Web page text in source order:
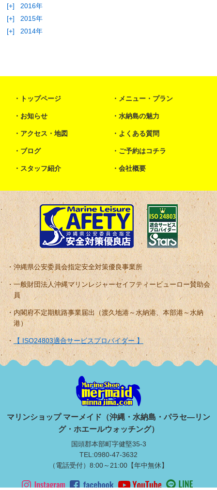
[+]
2016年
[+]
2015年
[+]
2014年
トップページ メニュー・プラン
お知らせ 水納島の魅力
アクセス・地図 よくある質問
ブログ ご予約はコチラ
スタッフ紹介 会社概要
沖縄県公安委員会指定安全対策優良事業所
一般財団法人沖縄マリンレジャーセイフティービューロー賛助会
員
内閣府不定期航路事業届出（渡久地港～水納港、本部港～水納
港）
【 ISO24803適合サービスプロバイダー 】
マリンショップ マーメイド（沖縄・水納島・パラセ―リン
グ・ホエールウォッチング）
国頭郡本部町字健堅35-3
TEL:0980-47-3632
（電話受付）8:00～21:00【年中無休】